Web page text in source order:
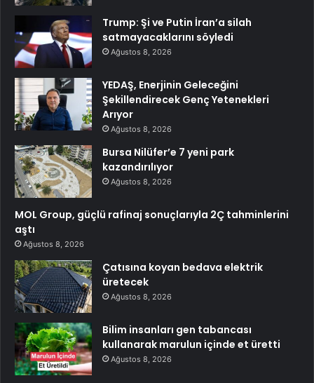
Trump: Şi ve Putin İran’a silah
satmayacaklarını söyledi
Ağustos 8, 2026
YEDAŞ, Enerjinin Geleceğini
Şekillendirecek Genç Yetenekleri
Arıyor
Ağustos 8, 2026
Bursa Nilüfer’e 7 yeni park
kazandırılıyor
Ağustos 8, 2026
MOL Group, güçlü rafinaj sonuçlarıyla 2Ç tahminlerini
aştı
Ağustos 8, 2026
Çatısına koyan bedava elektrik
üretecek
Ağustos 8, 2026
Bilim insanları gen tabancası
kullanarak marulun içinde et üretti
Ağustos 8, 2026